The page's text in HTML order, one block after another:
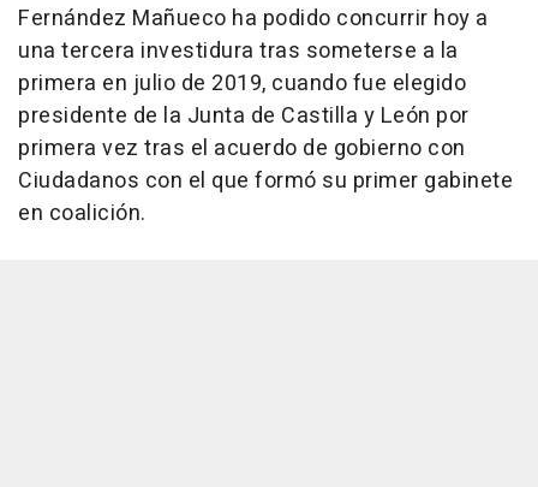
Fernández Mañueco ha podido concurrir hoy a
una tercera investidura tras someterse a la
primera en julio de 2019, cuando fue elegido
presidente de la Junta de Castilla y León por
primera vez tras el acuerdo de gobierno con
Ciudadanos con el que formó su primer gabinete
en coalición.